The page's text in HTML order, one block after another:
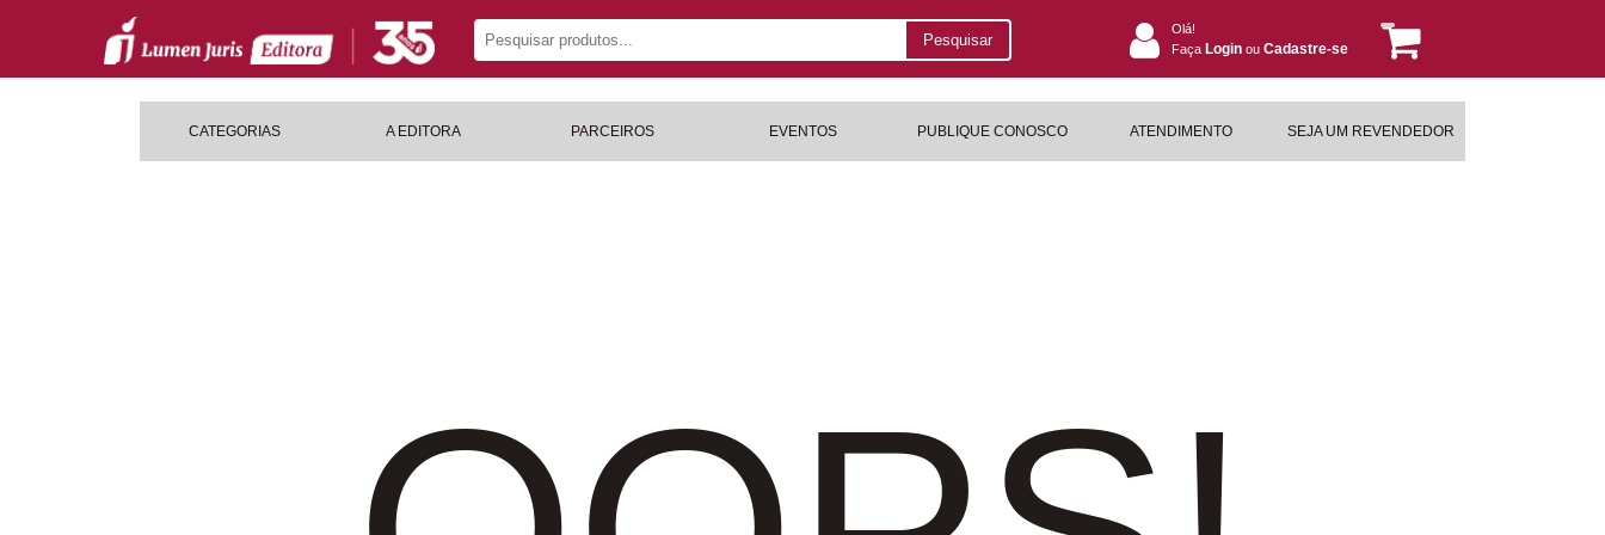
Pesquisar
Olá!
Faça Login ou Cadastre-se
CATEGORIAS A EDITORA PARCEIROS EVENTOS PUBLIQUE CONOSCO ATENDIMENTO SEJA UM REVENDEDOR